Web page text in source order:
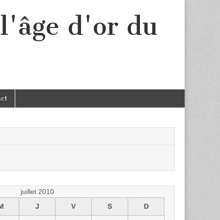
d'or du
juillet 2010
J V S D